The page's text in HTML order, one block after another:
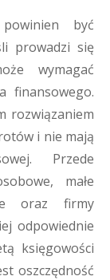
być
prowadzi się
wymagać
finansowego.
rozwiązaniem
i nie mają
Przede
małe
oraz firmy
odpowiednie
księgowości
oszczędność